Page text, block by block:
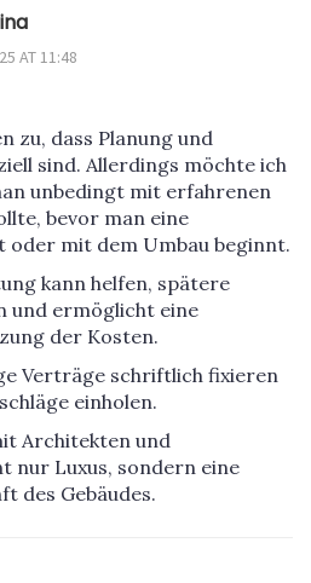
AT 11:48
zu, dass Planung und
sind. Allerdings möchte ich
unbedingt mit erfahrenen
bevor man eine
mit dem Umbau beginnt.
kann helfen, spätere
und ermöglicht eine
der Kosten.
Verträge schriftlich fixieren
einholen.
Architekten und
nur Luxus, sondern eine
des Gebäudes.